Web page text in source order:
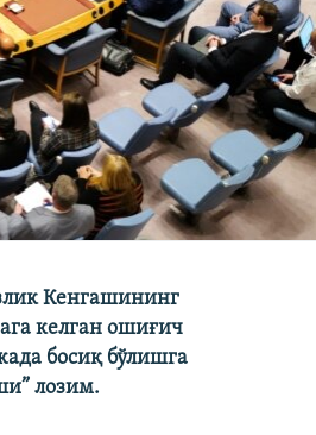
Кенгашининг
келган ошиғич
босиқ бўлишга
лозим.